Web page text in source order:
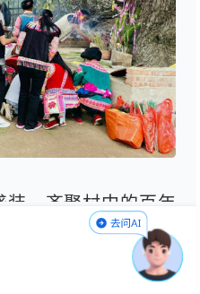
装，齐聚村中的百年
的古树见证了无数个
外。主持“祭龙”仪式